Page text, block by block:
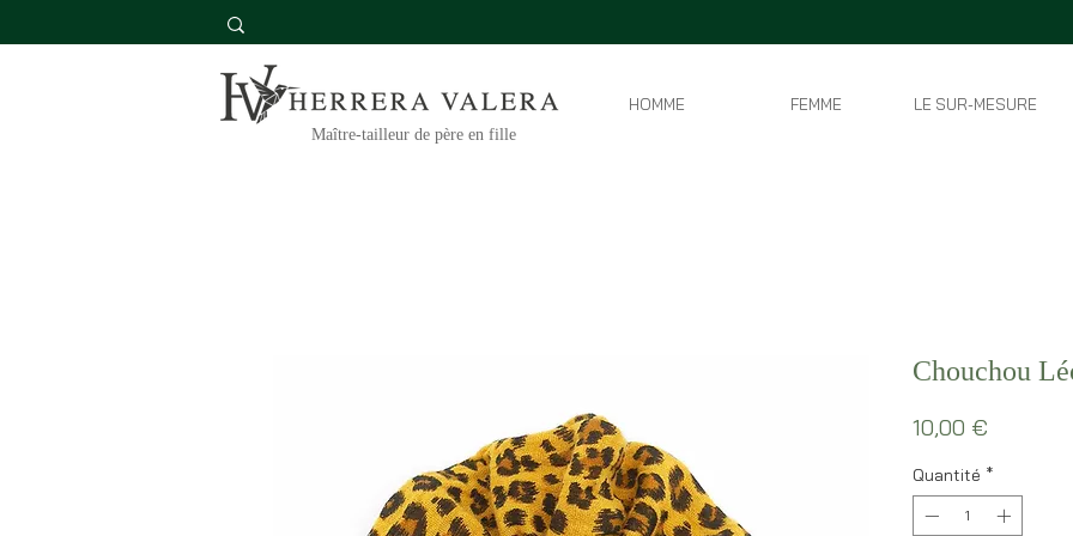
Maître-tailleur de père en fille
HOMME FEMME LE SUR-MESURE
Chouchou
10,00 €
Quantité *